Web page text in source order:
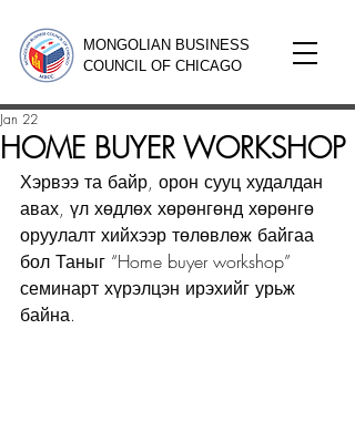
MONGOLIAN BUSINESS
COUNCIL OF CHICAGO
HOME BUYER WORKSHOP
Jan 22
Хэрвээ та байр, орон сууц худалдан
авах, үл хөдлөх хөрөнгөнд хөрөнгө
оруулалт хийхээр төлөвлөж байгаа
бол Таныг “Home buyer workshop”
семинарт хүрэлцэн ирэхийг урьж
байна.